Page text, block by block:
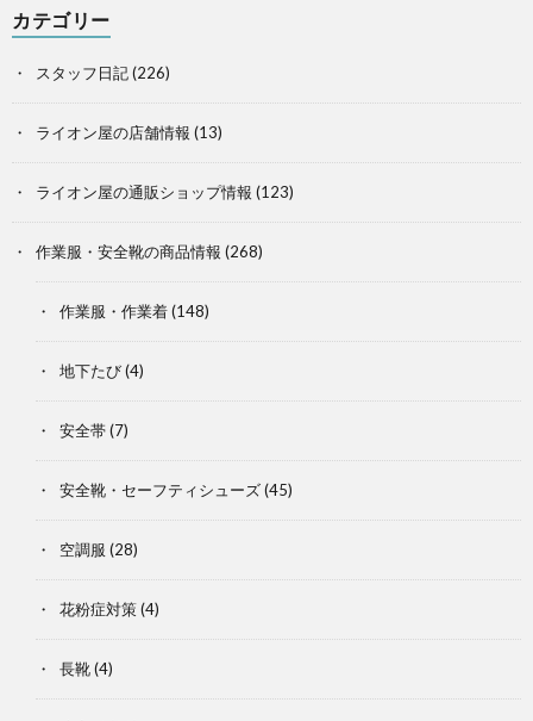
カテゴリー
スタッフ日記(226)
ライオン屋の店舗情報 (13)
ライオン屋の通販ショップ情報 (123)
作業服・安全靴の商品情報 (268)
作業服・作業着(148)
地下たび(4)
安全帯(7)
安全靴・セーフティシューズ(45)
空調服 (28)
花粉症対策(4)
長靴(4)